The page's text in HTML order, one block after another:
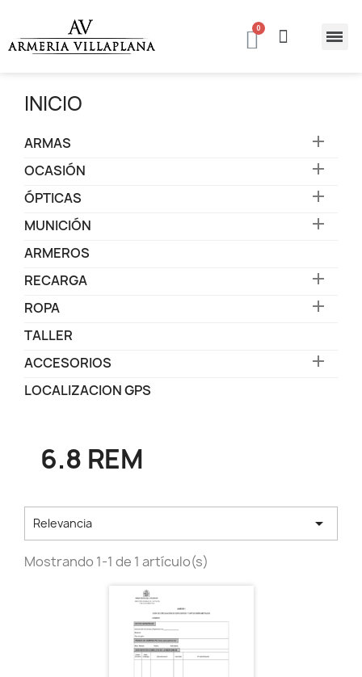
INICIO
ARMAS 
OCASIÓN 
ÓPTICAS 
MUNICIÓN 
ARMEROS
RECARGA

ROPA 
TALLER
ACCESORIOS

LOCALIZACION GPS
6.8 REM
Relevancia 
Mostrando 1-1 de 1 artículo(s)